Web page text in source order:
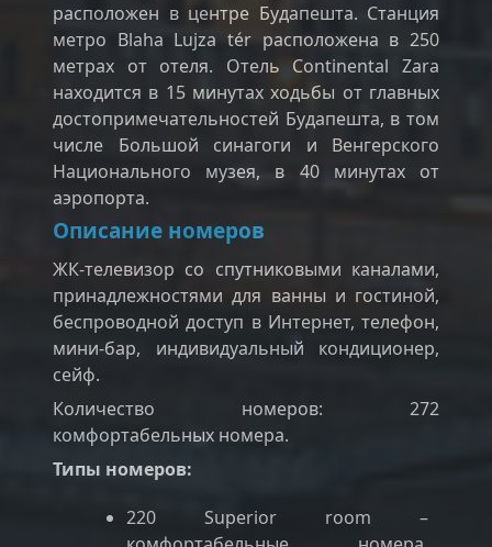
расположен в центре Будапешта. Станция
метро Blaha Lujza tér расположена в 250
метрах от отеля. Отель Continental Zara
находится в 15 минутах ходьбы от главных
достопримечательностей Будапешта, в том
числе Большой синагоги и Венгерского
Национального музея, в 40 минутах от
аэропорта.
Описание номеров
ЖК-телевизор со спутниковыми каналами,
принадлежностями для ванны и гостиной,
беспроводной доступ в Интернет, телефон,
мини-бар, индивидуальный кондиционер,
сейф.
Количество номеров: 272
комфортабельных номера.
Типы номеров:
220 Superior room –